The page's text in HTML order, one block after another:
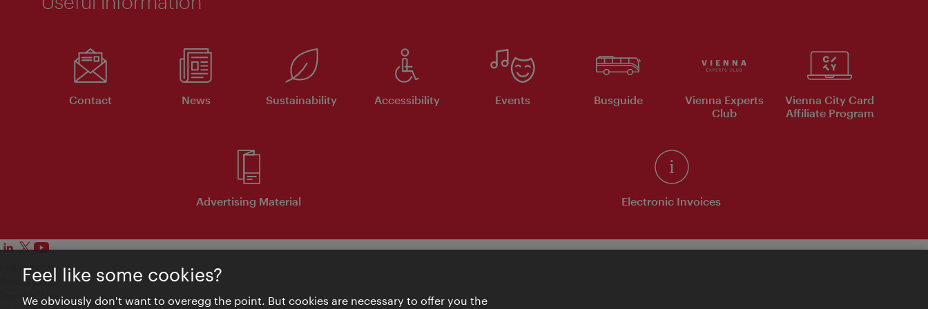
Contact News Sustainability Accessibility Events Busguide
Vienna Experts
Club
Vienna City Card
Affiliate Program
Advertising Material Electronic Invoices
Legal notice
Privacy policy
Terms of Use
Feel like some cookies?
We obviously don't want to overegg the point. But cookies are necessary to offer you the